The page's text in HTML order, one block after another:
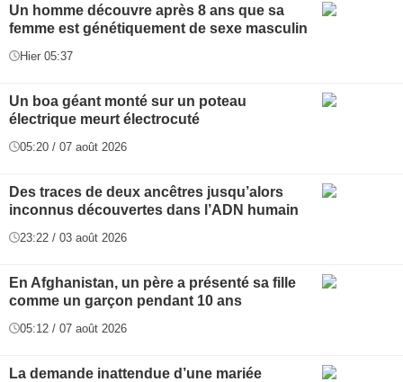
Un homme découvre après 8 ans que sa
femme est génétiquement de sexe masculin
Hier 05:37
Un boa géant monté sur un poteau
électrique meurt électrocuté
05:20 / 07 août 2026
Des traces de deux ancêtres jusqu’alors
inconnus découvertes dans l’ADN humain
23:22 / 03 août 2026
En Afghanistan, un père a présenté sa fille
comme un garçon pendant 10 ans
05:12 / 07 août 2026
La demande inattendue d’une mariée